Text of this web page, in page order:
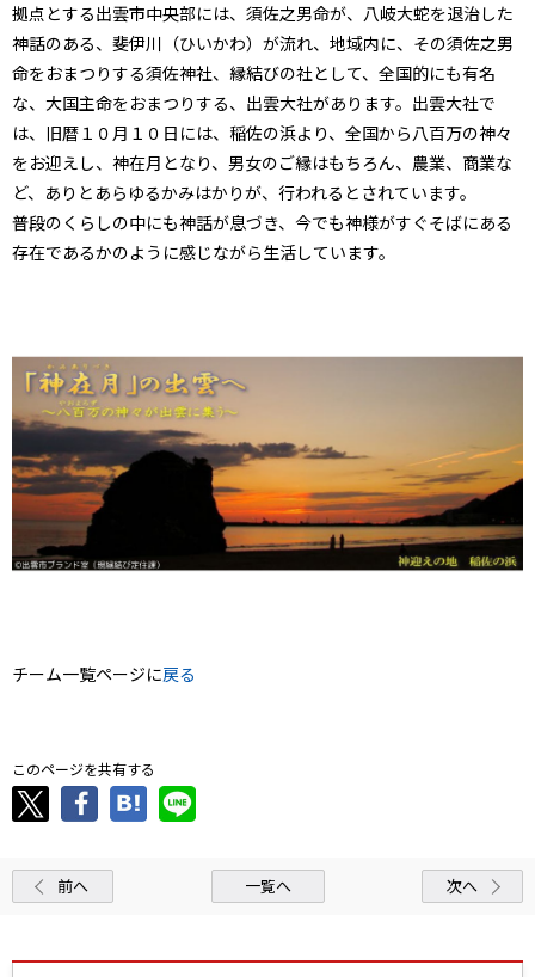
拠点とする出雲市中央部には、須佐之男命が、八岐大蛇を退治した
神話のある、斐伊川（ひいかわ）が流れ、地域内に、その須佐之男
命をおまつりする須佐神社、縁結びの社として、全国的にも有名
な、大国主命をおまつりする、出雲大社があります。出雲大社で
は、旧暦１０月１０日には、稲佐の浜より、全国から八百万の神々
をお迎えし、神在月となり、男女のご縁はもちろん、農業、商業な
ど、ありとあらゆるかみはかりが、行われるとされています。
普段のくらしの中にも神話が息づき、今でも神様がすぐそばにある
存在であるかのように感じながら生活しています。
チーム一覧ページに戻る
このページを共有する
前へ 一覧へ 次へ